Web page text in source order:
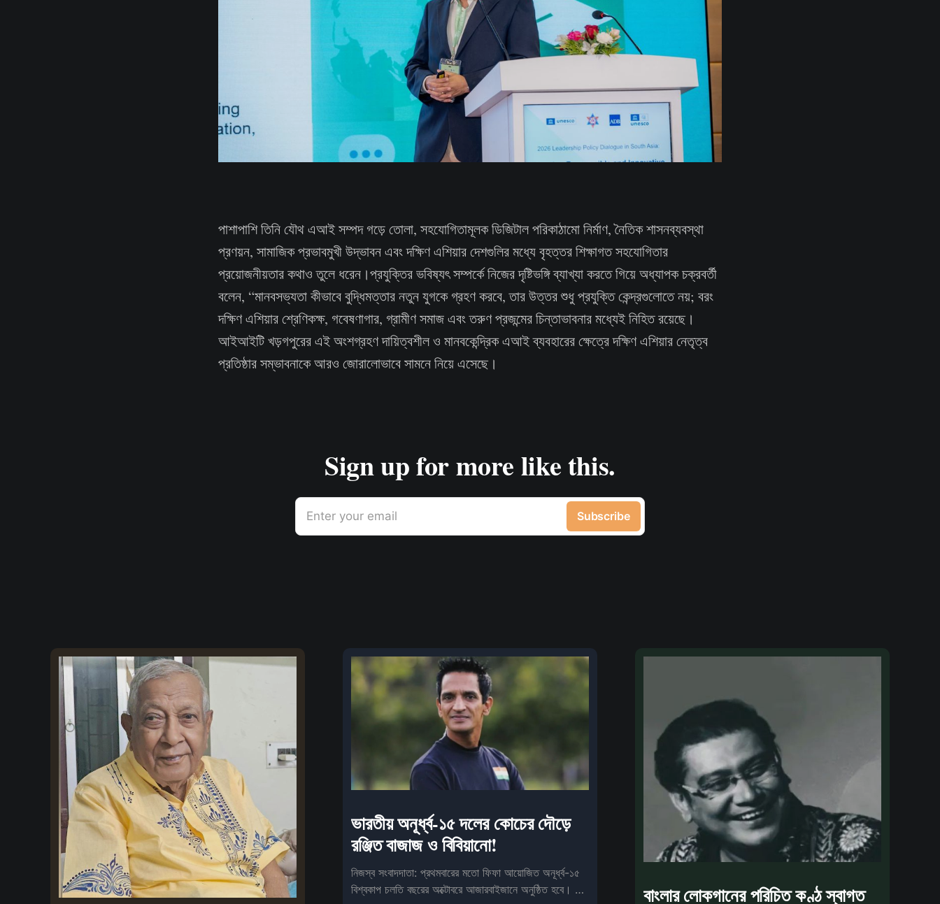
পাশাপাশি তিনি যৌথ এআই সম্পদ গড়ে তোলা, সহযোগিতামূলক ডিজিটাল পরিকাঠামো নির্মাণ, নৈতিক শাসনব্যবস্থা
প্রণয়ন, সামাজিক প্রভাবমুখী উদ্ভাবন এবং দক্ষিণ এশিয়ার দেশগুলির মধ্যে বৃহত্তর শিক্ষাগত সহযোগিতার
প্রয়োজনীয়তার কথাও তুলে ধরেন।প্রযুক্তির ভবিষ্যৎ সম্পর্কে নিজের দৃষ্টিভঙ্গি ব্যাখ্যা করতে গিয়ে অধ্যাপক চক্রবর্তী
বলেন, “মানবসভ্যতা কীভাবে বুদ্ধিমত্তার নতুন যুগকে গ্রহণ করবে, তার উত্তর শুধু প্রযুক্তি কেন্দ্রগুলোতে নয়; বরং
দক্ষিণ এশিয়ার শ্রেণিকক্ষ, গবেষণাগার, গ্রামীণ সমাজ এবং তরুণ প্রজন্মের চিন্তাভাবনার মধ্যেই নিহিত রয়েছে।
আইআইটি খড়গপুরের এই অংশগ্রহণ দায়িত্বশীল ও মানবকেন্দ্রিক এআই ব্যবহারের ক্ষেত্রে দক্ষিণ এশিয়ার নেতৃত্ব
প্রতিষ্ঠার সম্ভাবনাকে আরও জোরালোভাবে সামনে নিয়ে এসেছে।
Sign up for more like this.
Enter your email Subscribe
ভারতীয় অনূর্ধ্ব-১৫ দলের কোচের দৌড়ে
রঞ্জিত বাজাজ ও বিবিয়ানো!
নিজস্ব সংবাদদাতা: প্রথমবারের মতো ফিফা আয়োজিত অনূর্ধ্ব-১৫
বিশ্বকাপ চলতি বছরের অক্টোবরে আজারবাইজানে অনুষ্ঠিত হবে। এই
বাংলার লোকগানের পরিচিত কণ্ঠ স্বাগত